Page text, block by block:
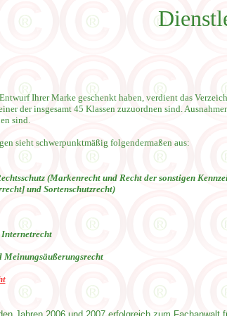
Ihrer Marke geschenkt haben, verdient das
der insgesamt 45 Klassen zuzuordnen sind.
sind.
sieht schwerpunktmäßig folgendermaßen aus:
(Markenrecht und Recht der sonstigen
und Sortenschutzrecht)
Meinungsäußerungsrecht